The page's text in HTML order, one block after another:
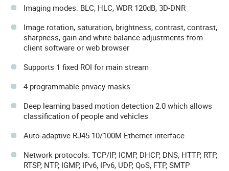
Imaging modes: BLC, HLC, WDR 120dB, 3D-DNR
Image rotation, saturation, brightness, contrast, contrast,
sharpness, gain and white balance adjustments from
client software or web browser
Supports 1 fixed ROI for main stream
4 programmable privacy masks
Deep learning based motion detection 2.0 which allows
classification of people and vehicles
Auto-adaptive RJ45 10/100M Ethernet interface
Network protocols: TCP/IP, ICMP, DHCP, DNS, HTTP, RTP,
RTSP, NTP, IGMP, IPv6, IPv6, UDP, QoS, FTP, SMTP